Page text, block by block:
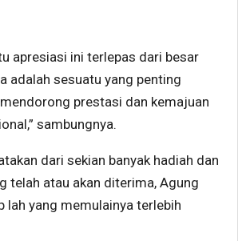
apresiasi ini terlepas dari besar
adalah sesuatu yang penting
prestasi dan kemajuan
sambungnya.
dari sekian banyak hadiah dan
telah atau akan diterima, Agung
lah yang memulainya terlebih